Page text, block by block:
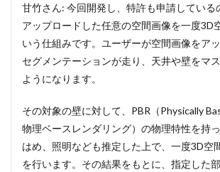
甘竹さん: 今回開発し、特許も申請している
アップロードした任意の空間画像を一度3D
いう仕組みです。ユーザーが空間画像をア
セグメンテーションが走り、天井や壁をマ
ようになります。
その対象の壁に対して、PBR（Physically
物理ベースレンダリング）の物理特性を持
はめ、照明なども推定した上で、一度3D空
を行います。その結果をもとに、指定した